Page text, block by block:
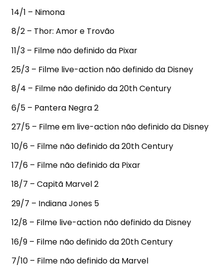
14/1 – Nimona
8/2 – Thor: Amor e Trovão
11/3 – Filme não definido da Pixar
25/3 – Filme live-action não definido da Disney
8/4 – Filme não definido da 20th Century
6/5 – Pantera Negra 2
27/5 – Filme em live-action não definido da Disney
10/6 – Filme não definido da 20th Century
17/6 – Filme não definido da Pixar
18/7 – Capitã Marvel 2
29/7 – Indiana Jones 5
12/8 – Filme live-action não definido da Disney
16/9 – Filme não definido da 20th Century
7/10 – Filme não definido da Marvel